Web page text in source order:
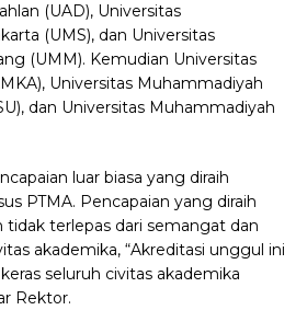
(UAD), Universitas
(UMS), dan Universitas
(UMM). Kemudian Universitas
Universitas Muhammadiyah
dan Universitas Muhammadiyah
luar biasa yang diraih
PTMA. Pencapaian yang diraih
tidak terlepas dari semangat dan
akademika, “Akreditasi unggul ini
seluruh civitas akademika
Rektor.